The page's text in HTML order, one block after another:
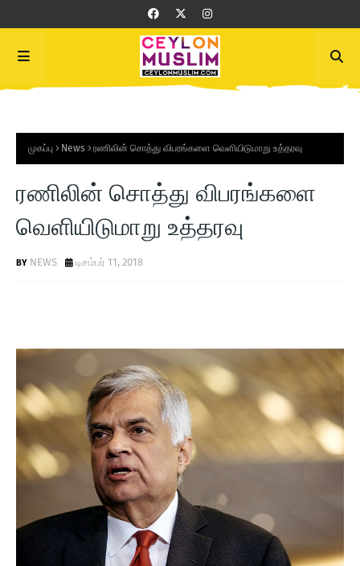
முகப்பு News ரணிலின் சொத்து விபரங்களை வெளியிடுமாறு உத்தரவு
ரணிலின் சொத்து விபரங்களை
வெளியிடுமாறு உத்தரவு
NEWS டிசம்பர் 11, 2018